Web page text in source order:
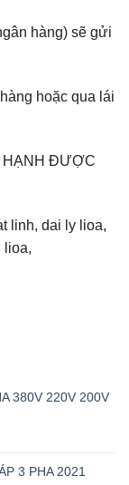
hàng) sẽ gửi
hoặc qua lái
HẠNH ĐƯỢC
linh, dai ly lioa,
lioa,
380V 220V 200V
3 PHA 2021